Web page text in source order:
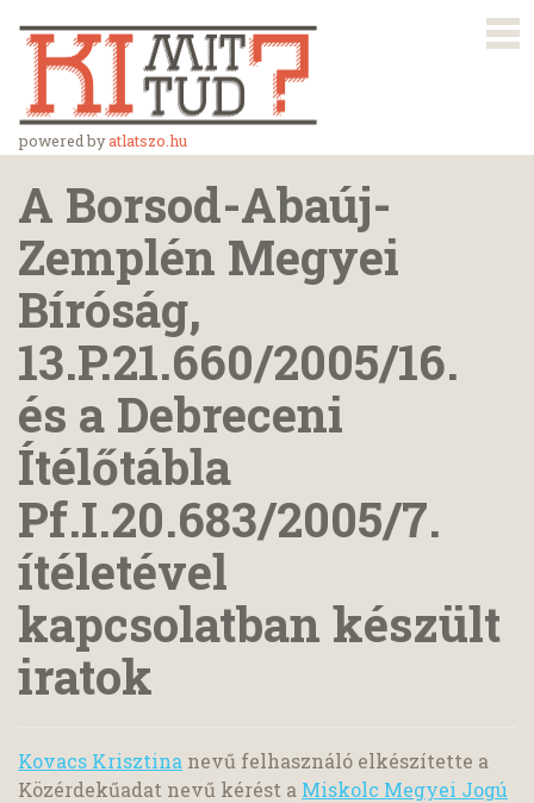
powered byatlatszo.hu
A Borsod-Abaúj-
Zemplén Megyei
Bíróság,
13.P.21.660/2005/16.
és a Debreceni
Ítélőtábla
Pf.I.20.683/2005/7.
ítéletével
kapcsolatban készült
iratok
Kovacs Krisztina nevű felhasználó elkészítette a
Közérdekűadat nevű kérést a Miskolc Megyei Jogú